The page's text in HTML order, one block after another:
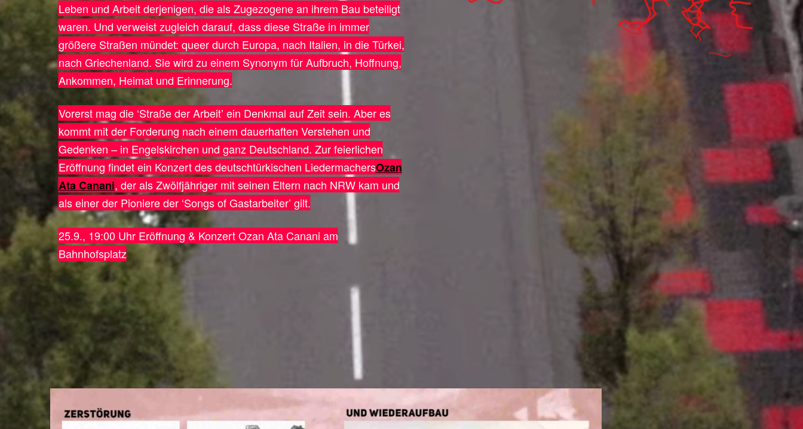
Leben und Arbeit derjenigen, die als Zugezogene an ihrem Bau beteiligt
waren. Und verweist zugleich darauf, dass diese Straße in immer
größere Straßen mündet: queer durch Europa, nach Italien, in die Türkei,
nach Griechenland. Sie wird zu einem Synonym für Aufbruch, Hoffnung,
Ankommen, Heimat und Erinnerung.
Vorerst mag die ‘Straße der Arbeit’ ein Denkmal auf Zeit sein. Aber es
kommt mit der Forderung nach einem dauerhaften Verstehen und
Gedenken – in Engelskirchen und ganz Deutschland. Zur feierlichen
Eröffnung findet ein Konzert des deutschtürkischen LiedermachersOzan
Ata Canani, der als Zwölfjähriger mit seinen Eltern nach NRW kam und
als einer der Pioniere der ‘Songs of Gastarbeiter’ gilt.
25.9., 19:00 Uhr Eröffnung & Konzert Ozan Ata Canani am
Bahnhofsplatz